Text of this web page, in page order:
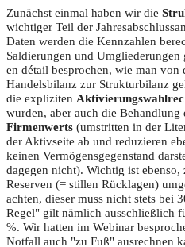
Zunächst einmal haben wir die
wichtiger Teil der
Daten werden die Kennzahlen
Saldierungen und
en détail besprochen, wie man von
Handelsbilanz zur Strukturbilanz
die expliziten
wurden, aber auch die Behandlung
Firmenwerts (umstritten in der
der Aktivseite ab und reduzieren
keinen Vermögensgegenstand
dagegen nicht). Wichtig ist
Reserven (= stillen Rücklagen)
achten, dieser muss nicht stets bei
Regel" gilt nämlich ausschließlich
%. Wir hatten im Webinar
Notfall auch "zu Fuß" ausrechnen